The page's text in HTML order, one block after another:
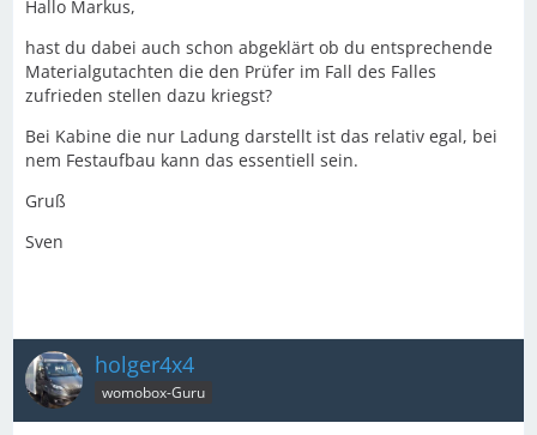
Hallo Markus,
hast du dabei auch schon abgeklärt ob du entsprechende
Materialgutachten die den Prüfer im Fall des Falles
zufrieden stellen dazu kriegst?
Bei Kabine die nur Ladung darstellt ist das relativ egal, bei
nem Festaufbau kann das essentiell sein.
Gruß
Sven
holger4x4
womobox-Guru